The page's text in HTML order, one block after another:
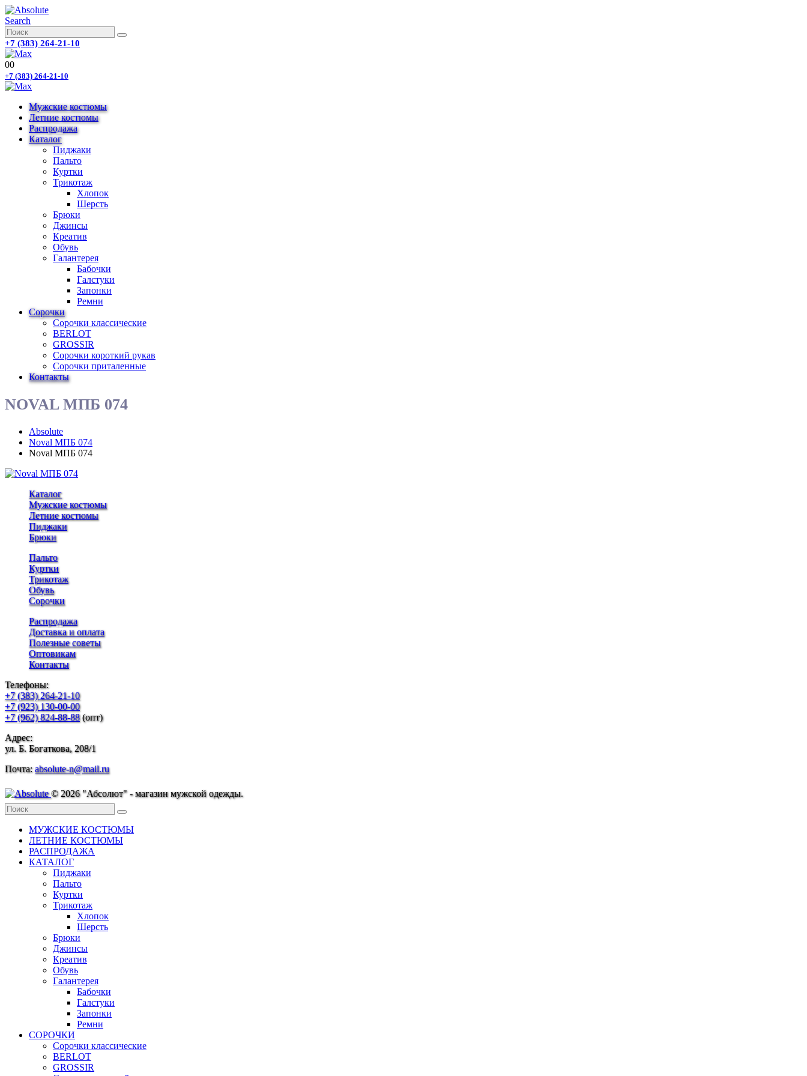
Search
+7 (383) 264-21-10
00
+7 (383) 264-21-10
Мужские костюмы
Летние костюмы
Распродажа
Каталог
Пиджаки
Пальто
Куртки
Трикотаж
Хлопок
Шерсть
Брюки
Джинсы
Креатив
Обувь
Галантерея
Бабочки
Галстуки
Запонки
Ремни
Сорочки
Сорочки классические
BERLOT
GROSSIR
Сорочки короткий рукав
Сорочки приталенные
Контакты
NOVAL МПБ 074
Absolute
Noval МПБ 074
Noval МПБ 074
Каталог
Мужские костюмы
Летние костюмы
Пиджаки
Брюки
Пальто
Куртки
Трикотаж
Обувь
Сорочки
Распродажа
Доставка и оплата
Полезные советы
Оптовикам
Контакты
Телефоны:
+7 (383) 264-21-10
+7 (923) 130-00-00
+7 (962) 824-88-88(опт)
Адрес:
ул. Б. Богаткова, 208/1
Почта:absolute-n@mail.ru
© 2026 "Абсолют" - магазин мужской одежды.
МУЖСКИЕ КОСТЮМЫ
ЛЕТНИЕ КОСТЮМЫ
РАСПРОДАЖА
КАТАЛОГ
Пиджаки
Пальто
Куртки
Трикотаж
Хлопок
Шерсть
Брюки
Джинсы
Креатив
Обувь
Галантерея
Бабочки
Галстуки
Запонки
Ремни
СОРОЧКИ
Сорочки классические
BERLOT
GROSSIR